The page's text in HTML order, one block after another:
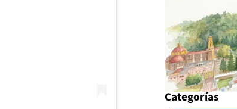
Categorías